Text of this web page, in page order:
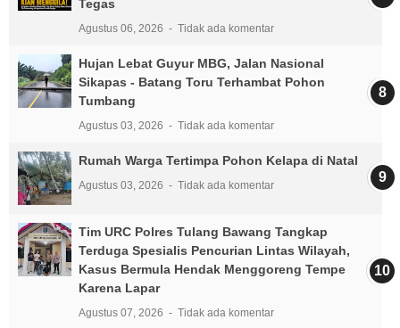
Tegas
Agustus 06, 2026 Tidak ada komentar
Hujan Lebat Guyur MBG, Jalan Nasional
Sikapas - Batang Toru Terhambat Pohon
Tumbang
Agustus 03, 2026 Tidak ada komentar
Rumah Warga Tertimpa Pohon Kelapa di Natal
Agustus 03, 2026 Tidak ada komentar
Tim URC Polres Tulang Bawang Tangkap
Terduga Spesialis Pencurian Lintas Wilayah,
Kasus Bermula Hendak Menggoreng Tempe
Karena Lapar
Agustus 07, 2026 Tidak ada komentar